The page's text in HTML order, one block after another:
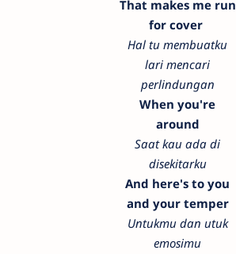
That makes me run
for cover
Hal tu membuatku
lari mencari
perlindungan
When you're
around
Saat kau ada di
disekitarku
And here's to you
and your temper
Untukmu dan utuk
emosimu